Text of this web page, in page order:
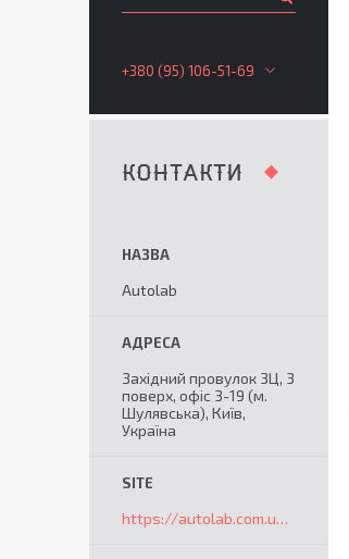
+380 (95) 106-51-69
КОНТАКТИ
Autolab
Західний провулок 3Ц, 3
поверх, офіс 3-19 (м.
Шулявська), Київ,
Україна
https://autolab.com.ua/ua/